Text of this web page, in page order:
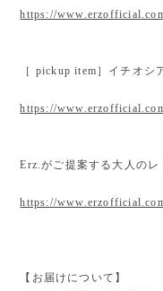
https://
［ pickup item］イチオシ
https://
Erz.がご提案する大人のレ
https://
【お届けについて】